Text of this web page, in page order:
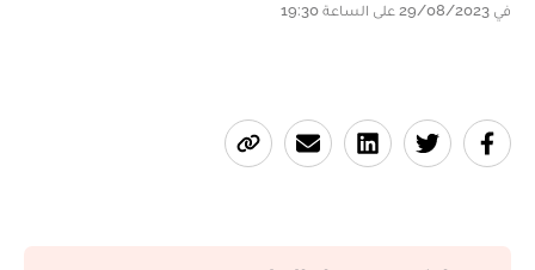
في 29/08/2023 على الساعة 19:30